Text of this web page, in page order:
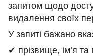
запитом щодо
видалення своїх
У запиті бажано
✔ прізвище, ім’я та